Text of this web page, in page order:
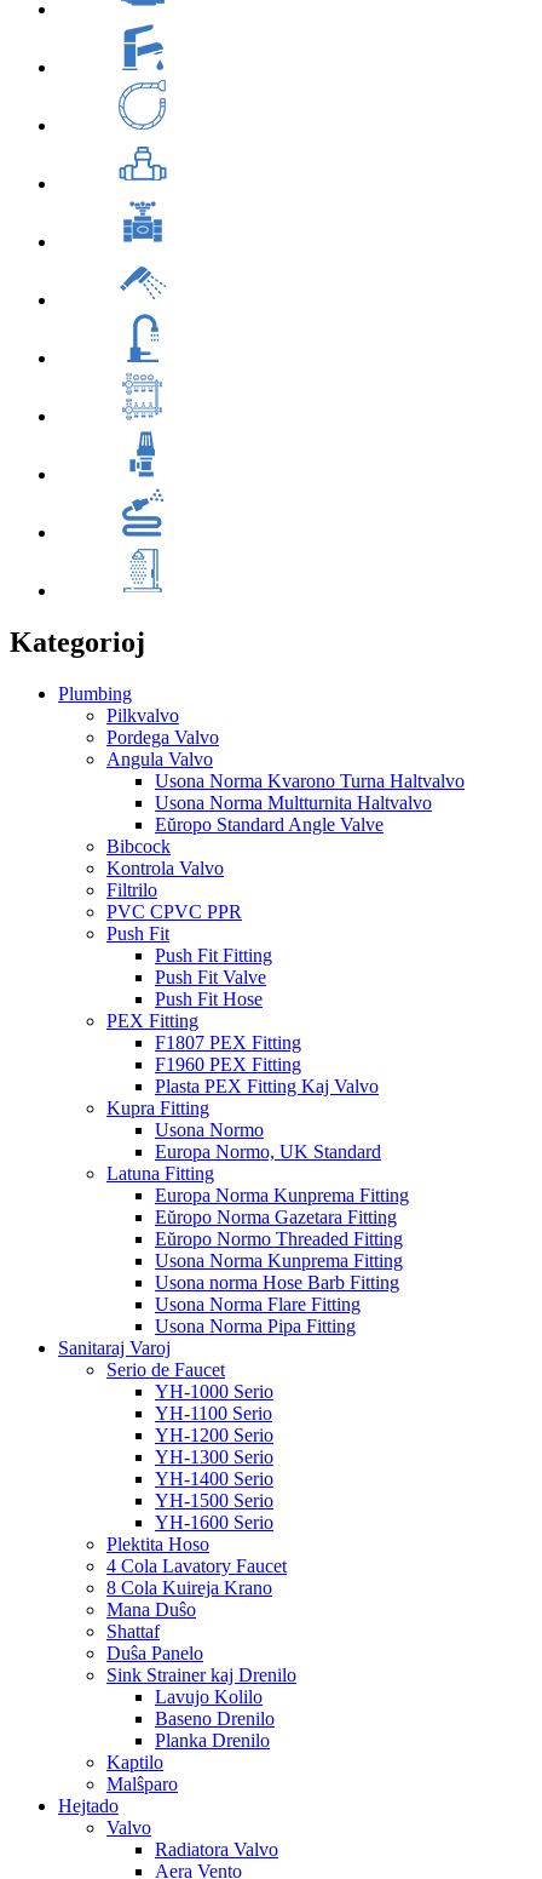
Kategorioj
Plumbing
Pilkvalvo
Pordega Valvo
Angula Valvo
Usona Norma Kvarono Turna Haltvalvo
Usona Norma Multturnita Haltvalvo
Eŭropo Standard Angle Valve
Bibcock
Kontrola Valvo
Filtrilo
PVC CPVC PPR
Push Fit
Push Fit Fitting
Push Fit Valve
Push Fit Hose
PEX Fitting
F1807 PEX Fitting
F1960 PEX Fitting
Plasta PEX Fitting Kaj Valvo
Kupra Fitting
Usona Normo
Europa Normo, UK Standard
Latuna Fitting
Europa Norma Kunprema Fitting
Eŭropo Norma Gazetara Fitting
Eŭropo Normo Threaded Fitting
Usona Norma Kunprema Fitting
Usona norma Hose Barb Fitting
Usona Norma Flare Fitting
Usona Norma Pipa Fitting
Sanitaraj Varoj
Serio de Faucet
YH-1000 Serio
YH-1100 Serio
YH-1200 Serio
YH-1300 Serio
YH-1400 Serio
YH-1500 Serio
YH-1600 Serio
Plektita Hoso
4 Cola Lavatory Faucet
8 Cola Kuireja Krano
Mana Duŝo
Shattaf
Duŝa Panelo
Sink Strainer kaj Drenilo
Lavujo Kolilo
Baseno Drenilo
Planka Drenilo
Kaptilo
Malŝparo
Hejtado
Valvo
Radiatora Valvo
Aera Vento